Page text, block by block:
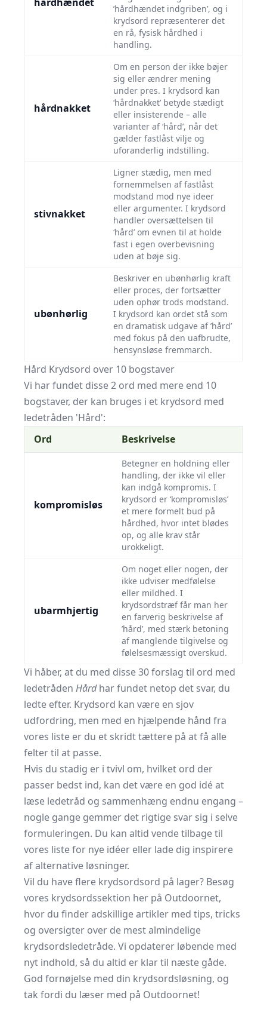
’hårdhændet indgriben’, og i
krydsord repræsenterer det
en rå, fysisk hårdhed i
handling.
hårdnakket
Om en person der ikke bøjer
sig eller ændrer mening
under pres. I krydsord kan
‘hårdnakket’ betyde stædigt
eller insisterende – alle
varianter af ‘hård’, når det
gælder fastlåst vilje og
uforanderlig indstilling.
stivnakket
Ligner stædig, men med
fornemmelsen af fastlåst
modstand mod nye ideer
eller argumenter. I krydsord
handler oversættelsen til
‘hård’ om evnen til at holde
fast i egen overbevisning
uden at bøje sig.
ubønhørlig
Beskriver en ubønhørlig kraft
eller proces, der fortsætter
uden ophør trods modstand.
I krydsord kan ordet stå som
en dramatisk udgave af ’hård’
med fokus på den uafbrudte,
hensynsløse fremmarch.
Hård Krydsord over 10 bogstaver
Vi har fundet disse 2 ord med mere end 10
bogstaver, der kan bruges i et krydsord med
ledetråden 'Hård':
Ord
Beskrivelse
kompromisløs
Betegner en holdning eller
handling, der ikke vil eller
kan indgå kompromis. I
krydsord er ‘kompromisløs’
et mere formelt bud på
hårdhed, hvor intet blødes
op, og alle krav står
urokkeligt.
ubarmhjertig
Om noget eller nogen, der
ikke udviser medfølelse
eller mildhed. I
krydsordstræf får man her
en farverig beskrivelse af
’hård’, med stærk betoning
af manglende tilgivelse og
følelsesmæssigt overskud.
Vi håber, at du med disse 30 forslag til ord med
ledetråden Hårdhar fundet netop det svar, du
ledte efter. Krydsord kan være en sjov
udfordring, men med en hjælpende hånd fra
vores liste er du et skridt tættere på at få alle
felter til at passe.
Hvis du stadig er i tvivl om, hvilket ord der
passer bedst ind, kan det være en god idé at
læse ledetråd og sammenhæng endnu engang –
nogle gange gemmer det rigtige svar sig i selve
formuleringen. Du kan altid vende tilbage til
vores liste for nye idéer eller lade dig inspirere
af alternative løsninger.
Vil du have flere krydsordsord på lager? Besøg
vores krydsordssektion her på Outdoornet,
hvor du finder adskillige artikler med tips, tricks
og oversigter over de mest almindelige
krydsordsledetråde. Vi opdaterer løbende med
nyt indhold, så du altid er klar til næste gåde.
God fornøjelse med din krydsordsløsning, og
tak fordi du læser med på Outdoornet!